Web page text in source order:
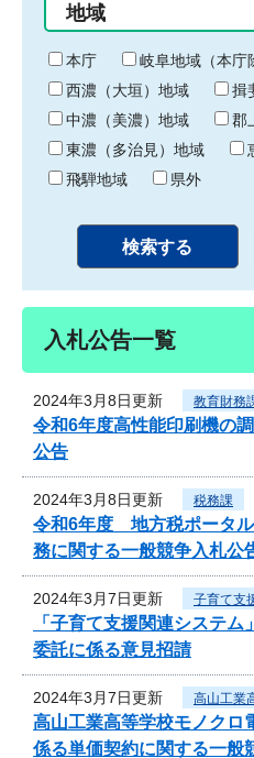
り
終
わ
り
地域
本庁
岐阜地域（本庁
西濃（大垣）地域
揖
中濃（美濃）地域
郡
東濃（多治見）地域
飛騨地域
県外
入札公告一覧
2024年3月8日更新 教育財務
令和6年度高性能印刷機の
公告
2024年3月8日更新 税務課
令和6年度 地方税ポータ
務に関する一般競争入札公
2024年3月7日更新 子育て支
「子育て支援関連システ
委託に係る意見招請
2024年3月7日更新 高山工業
高山工業高等学校モノクロ
係る単価契約に関する一般